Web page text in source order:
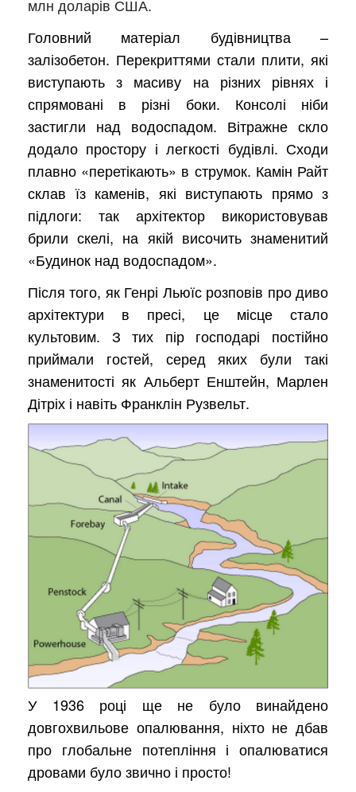
млн доларів США.
Головний матеріал будівництва –
залізобетон. Перекриттями стали плити, які
виступають з масиву на різних рівнях і
спрямовані в різні боки. Консолі ніби
застигли над водоспадом. Вітражне скло
додало простору і легкості будівлі. Сходи
плавно «перетікають» в струмок. Камін Райт
склав їз каменів, які виступають прямо з
підлоги: так архітектор використовував
брили скелі, на якій височить знаменитий
«Будинок над водоспадом».
Після того, як Генрі Льюїс розповів про диво
архітектури в пресі, це місце стало
культовим. З тих пір господарі постійно
приймали гостей, серед яких були такі
знаменитості як Альберт Енштейн, Марлен
Дітріх і навіть Франклін Рузвельт.
У 1936 році ще не було винайдено
довгохвильове опалювання, ніхто не дбав
про глобальне потепління і опалюватися
дровами було звично і просто!